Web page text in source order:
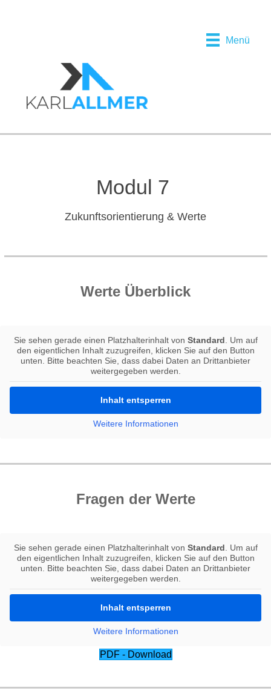
Menü
Modul 7
Zukunftsorientierung & Werte
Werte Überblick
Sie sehen gerade einen Platzhalterinhalt von Standard . Um auf
den eigentlichen Inhalt zuzugreifen, klicken Sie auf den Button
unten. Bitte beachten Sie, dass dabei Daten an Drittanbieter
weitergegeben werden.
Inhalt entsperren
Weitere Informationen
Fragen der Werte
Sie sehen gerade einen Platzhalterinhalt von Standard . Um auf
den eigentlichen Inhalt zuzugreifen, klicken Sie auf den Button
unten. Bitte beachten Sie, dass dabei Daten an Drittanbieter
weitergegeben werden.
Inhalt entsperren
Weitere Informationen
PDF - Download